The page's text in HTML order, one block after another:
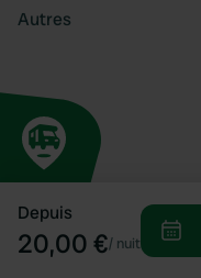
Depuis
20,00 €/ nuit
Autres